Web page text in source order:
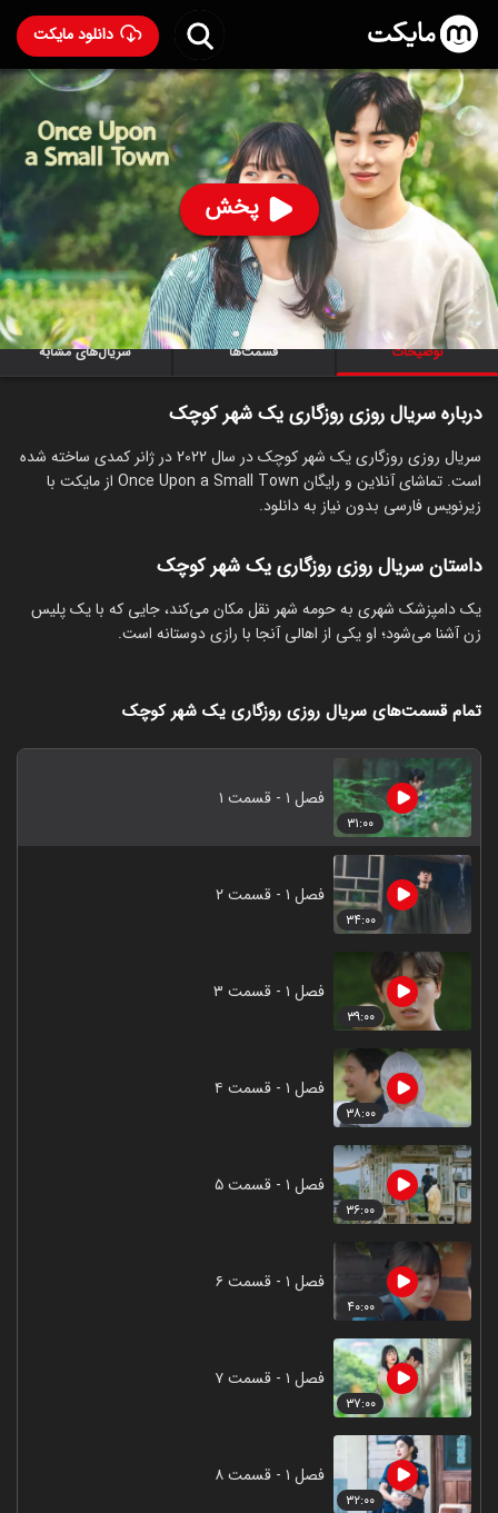
دانلود مایکت
پخش
سریال روزی روزگاری یک شهر کوچک
- Once Upon a Small
Town 2022
۲۳۲ 89% ۷.۰
ساخت کره جنوبی سال 2022
رده سنی ۱۳+
کره‌ای
کمدی درام عاشقانه
توضیحات قسمت‌ها سریال‌های مشابه
درباره سریال روزی روزگاری یک شهر کوچک
سریال روزی روزگاری یک شهر کوچک در سال 2022 در ژانر کمدی ساخته شده
است. تماشای آنلاین و رایگان Once Upon a Small Town از مایکت با
زیرنویس فارسی بدون نیاز به دانلود.
داستان سریال روزی روزگاری یک شهر کوچک
یک دامپزشک شهری به حومه شهر نقل مکان می‌کند، جایی که با یک پلیس
زن آشنا می‌شود؛ او یکی از اهالی آنجا با رازی دوستانه است.
تمام قسمت‌های سریال روزی روزگاری یک شهر کوچک
۳۱:۰۰
فصل ۱ - قسمت ۱
۳۴:۰۰
فصل ۱ - قسمت ۲
۳۹:۰۰
فصل ۱ - قسمت ۳
۳۸:۰۰
فصل ۱ - قسمت ۴
۳۶:۰۰
فصل ۱ - قسمت ۵
۴۰:۰۰
فصل ۱ - قسمت ۶
۳۷:۰۰
فصل ۱ - قسمت ۷
۳۲:۰۰
فصل ۱ - قسمت ۸